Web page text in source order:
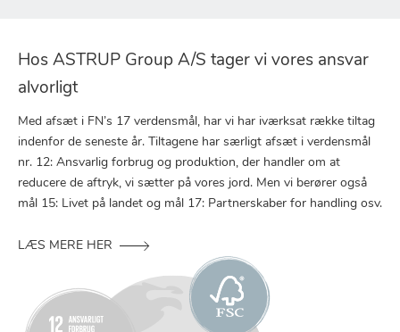
Hos ASTRUP Group A/S tager vi vores ansvar
alvorligt
Med afsæt i FN’s 17 verdensmål, har vi har iværksat række tiltag
indenfor de seneste år. Tiltagene har særligt afsæt i verdensmål
nr. 12: Ansvarlig forbrug og produktion, der handler om at
reducere de aftryk, vi sætter på vores jord. Men vi berører også
mål 15: Livet på landet og mål 17: Partnerskaber for handling osv.
LÆS MERE HER